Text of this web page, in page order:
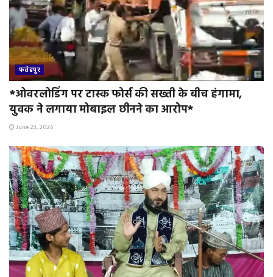
फतेहपुर
*ओवरलोडिंग पर टास्क फोर्स की सख्ती के बीच हंगामा,
युवक ने लगाया मोबाइल छीनने का आरोप*
June 23, 2026